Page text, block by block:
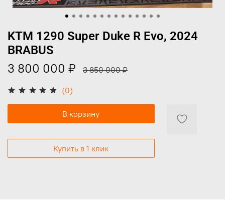
(0)
KTM 1290 Super Duke R Evo, 2024
BRABUS
3 800 000 ₽ 3 850 000 ₽
В корзину
Купить в 1 клик